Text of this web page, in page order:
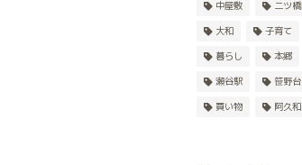
中屋敷
二ツ橋
大和
子育て
暮らし
本郷
瀬谷駅
笹野台
買い物
阿久和